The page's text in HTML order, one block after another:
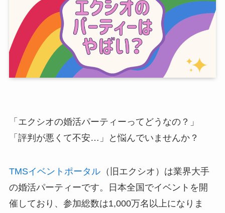
「エクシオの婚活パーティーってどうなの？」
「評判が悪くて不安…」と悩んでいませんか？
TMSイベントポータル （旧エクシオ）は業界大手
の婚活パーティーです。日本全国でイベントを開
催しており、参加総数は1,000万名以上になりま